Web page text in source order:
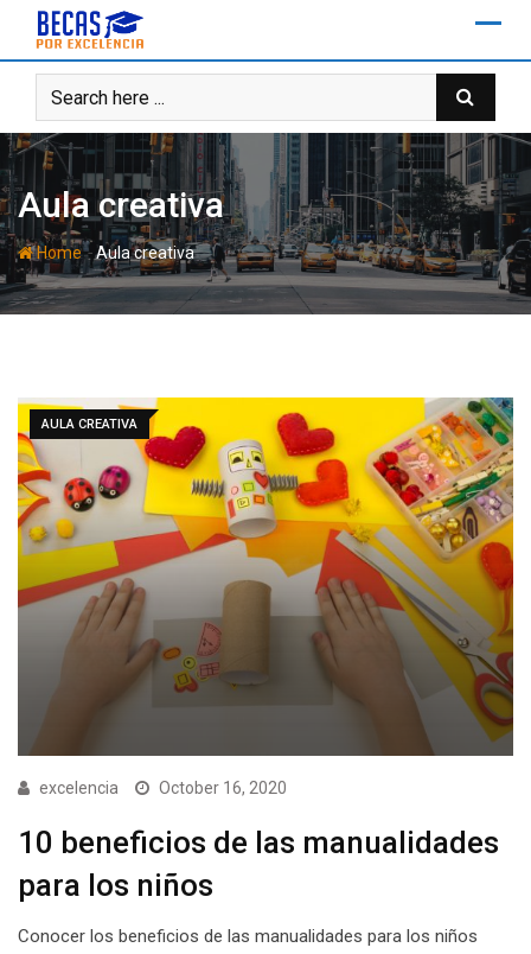
content
Aula creativa
Home-Aula creativa
AULA CREATIVA
excelencia October 16, 2020
10 beneficios de las manualidades
para los niños
Conocer los beneficios de las manualidades para los niños